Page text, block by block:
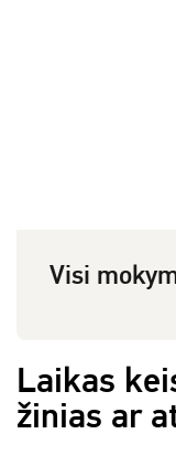
Visi
Laikas
žinias ar